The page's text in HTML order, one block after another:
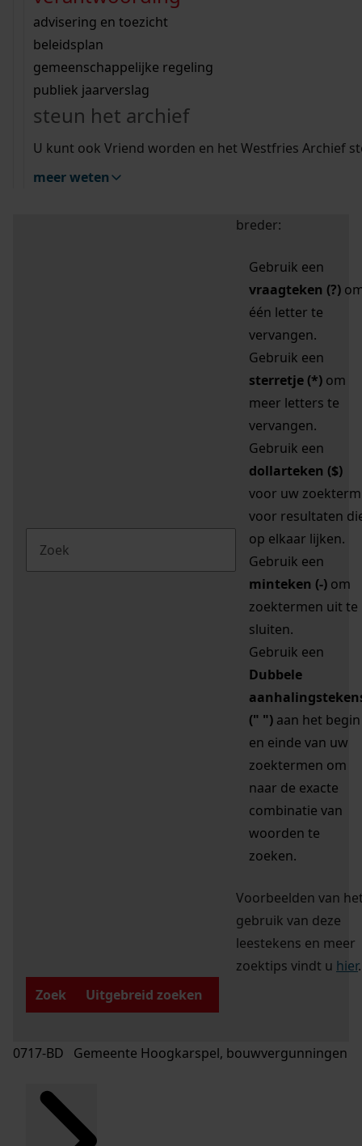
bouwvergunningen
omgevingsvergunningen
vergunningen
beeld en geluid
uitleg nodig?
Wij helpen u op weg met een aantal zoektips.
bekijk alle zoektips
Wij helpen u op weg met een aantal zoektips.
bekijk alle zoektips
bekijk ons geschiedenislokaal
advisering en toezicht
beleidsplan
gemeenschappelijke regeling
publiek jaarverslag
steun het archief
U kunt ook Vriend worden en het Westfries Archief
meer weten
zoektips
Mijn Studiezaal (inloggen)
uw zoekopdracht te
breder:
Gebruik een
vraagteken (?)
één letter te
vervangen.
Gebruik een
sterretje (*) om
meer letters te
vervangen.
Gebruik een
dollarteken ($)
voor uw zoekterm
voor resultaten
op elkaar lijken.
Gebruik een
minteken (-) om
zoektermen uit te
sluiten.
Gebruik een
Dubbele
(" ") aan het begin
en einde van uw
zoektermen om
naar de exacte
combinatie van
woorden te
zoeken.
Voorbeelden van
gebruik van deze
leestekens en meer
zoektips vindt u hier.
Zoek
Uitgebreid zoeken
0717-BD Gemeente Hoogkarspel, bouwvergunningen